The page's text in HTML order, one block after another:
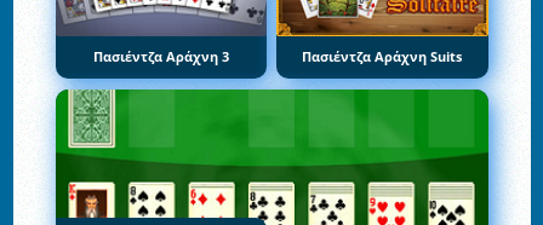
Πασιέντζα Αράχνη 3 Πασιέντζα Αράχνη Suits